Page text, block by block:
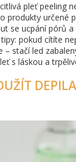
pleť peeling
produkty
se ucpání pórů
pokud cítíte
– stačí led
s láskou a